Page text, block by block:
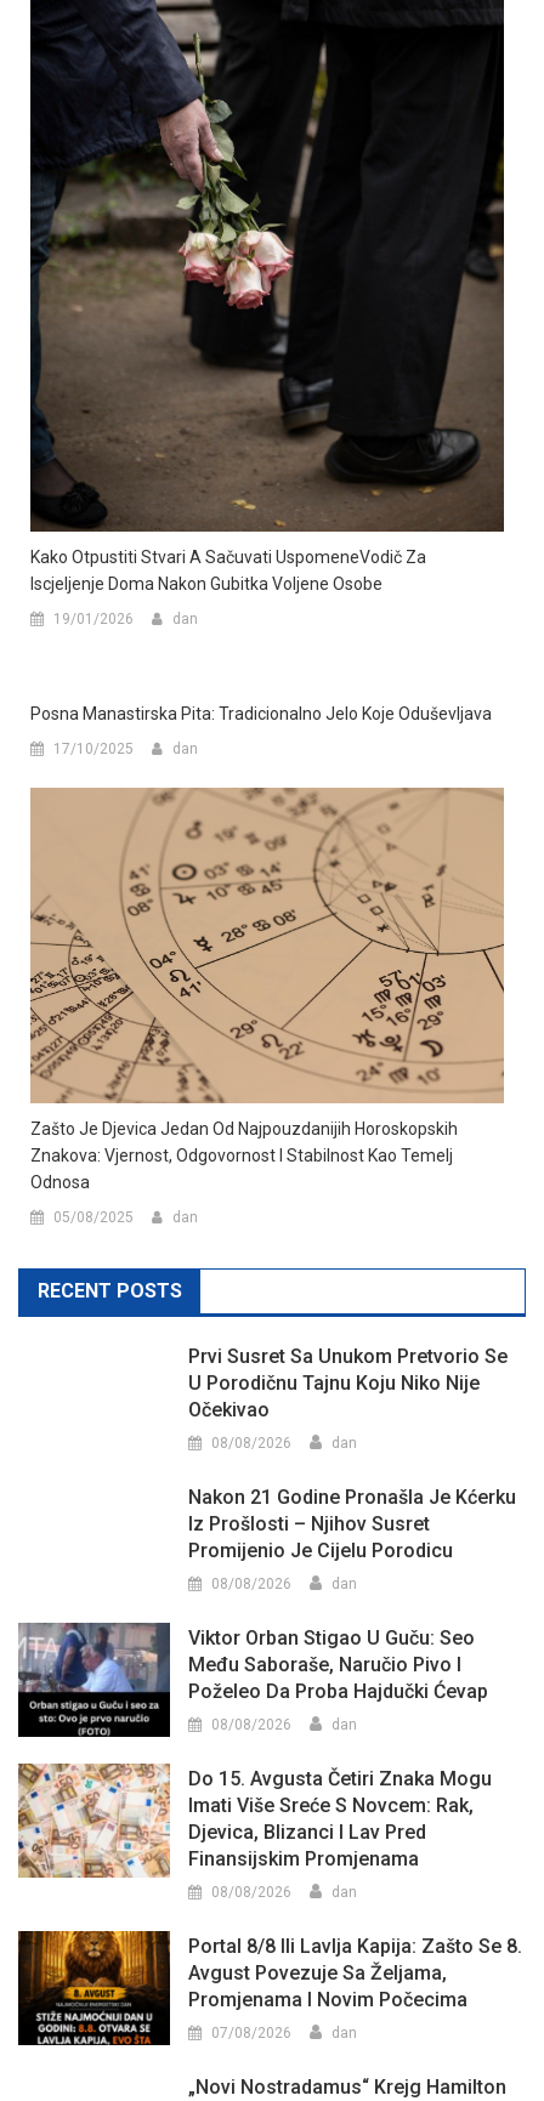
Kako Otpustiti Stvari A Sačuvati UspomeneVodič Za
Iscjeljenje Doma Nakon Gubitka Voljene Osobe
19/01/2026 dan
Posna Manastirska Pita: Tradicionalno Jelo Koje Oduševljava
17/10/2025 dan
Zašto Je Djevica Jedan Od Najpouzdanijih Horoskopskih
Znakova: Vjernost, Odgovornost I Stabilnost Kao Temelj
Odnosa
05/08/2025 dan
RECENT POSTS
Prvi Susret Sa Unukom Pretvorio Se
U Porodičnu Tajnu Koju Niko Nije
Očekivao
08/08/2026 dan
Nakon 21 Godine Pronašla Je Kćerku
Iz Prošlosti – Njihov Susret
Promijenio Je Cijelu Porodicu
08/08/2026 dan
Viktor Orban Stigao U Guču: Seo
Među Saboraše, Naručio Pivo I
Poželeo Da Proba Hajdučki Ćevap
08/08/2026 dan
Do 15. Avgusta Četiri Znaka Mogu
Imati Više Sreće S Novcem: Rak,
Djevica, Blizanci I Lav Pred
Finansijskim Promjenama
08/08/2026 dan
Portal 8/8 Ili Lavlja Kapija: Zašto Se 8.
Avgust Povezuje Sa Željama,
Promjenama I Novim Počecima
07/08/2026 dan
„Novi Nostradamus“ Krejg Hamilton